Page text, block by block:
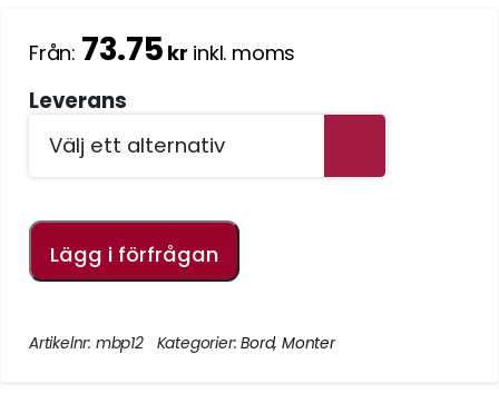
Från: 73.75 kr inkl. moms
Leverans
Lägg i förfrågan
Artikelnr: mbp12 Kategorier:Bord,Monter